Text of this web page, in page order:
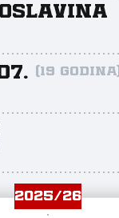
(19 godina)
2025/26